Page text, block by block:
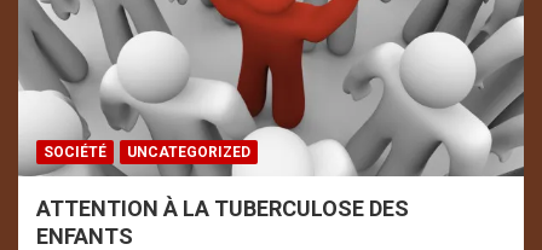
SOCIÉTÉ UNCATEGORIZED
ATTENTION À LA TUBERCULOSE DES
ENFANTS